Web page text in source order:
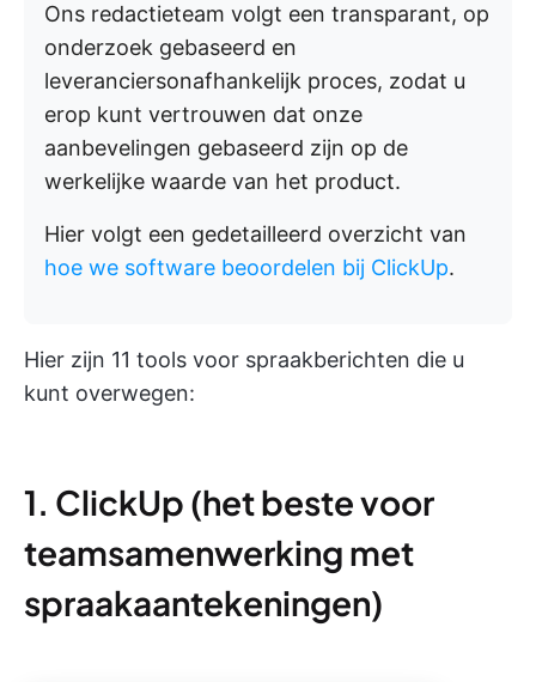
Ons redactieteam volgt een transparant, op
onderzoek gebaseerd en
leveranciersonafhankelijk proces, zodat u
erop kunt vertrouwen dat onze
aanbevelingen gebaseerd zijn op de
werkelijke waarde van het product.
Hier volgt een gedetailleerd overzicht van
hoe we software beoordelen bij ClickUp.
Hier zijn 11 tools voor spraakberichten die u
kunt overwegen:
1. ClickUp (het beste voor
teamsamenwerking met
spraakaantekeningen)